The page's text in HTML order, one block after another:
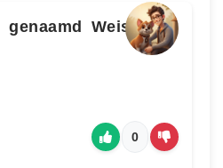
genaamd Weiss von
0